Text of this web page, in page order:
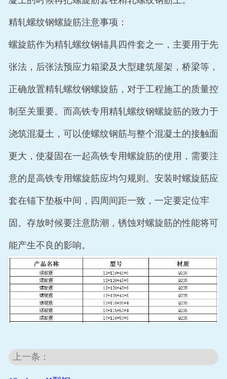
精轧螺纹钢螺旋筋注意事项：
螺旋筋作为精轧螺纹钢锚具四件套之一，主要用于先
张法，后张法预应力箱梁及大型建筑屋架，桥梁等，
正确放置精轧螺纹钢螺旋筋，对于工程施工的质量控
制至关重要。而高铁专用精轧螺纹钢螺旋筋的致力于
浇筑混凝土，可以使螺纹钢筋与整个混凝土的接触面
更大，使凝固在一起高铁专用螺旋筋的使用，需要注
意的是高铁专用螺旋筋应均匀规则。安装时螺旋筋应
套在锚下垫板中间，四周间距一致，一定要定位牢
固。存放时候要注意防潮，锈蚀对螺旋筋的性能将可
能产生不良的影响。
上一条：